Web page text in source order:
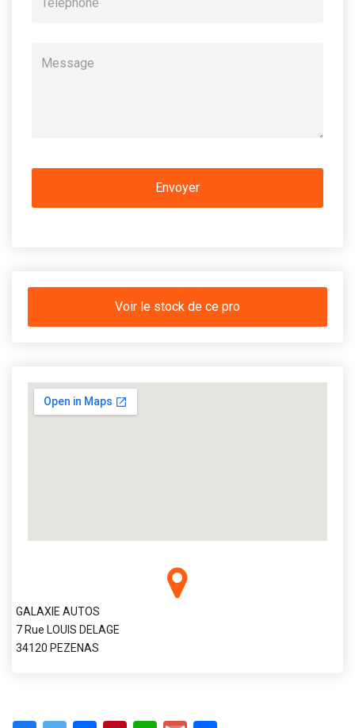
Voir le stock de ce pro
GALAXIE AUTOS
7 Rue LOUIS DELAGE
34120 PEZENAS